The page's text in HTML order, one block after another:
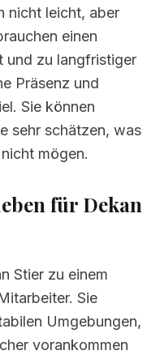
nicht leicht, aber
einen
und zu langfristiger
Präsenz und
Sie können
sehr schätzen, was
mögen.
für Dekan
Stier zu einem
Sie
Umgebungen,
vorankommen